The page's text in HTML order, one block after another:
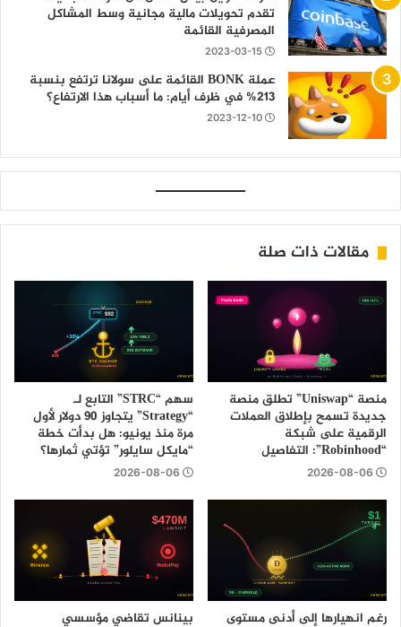
تقدم تحويلات مالية مجانية وسط المشاكل
المصرفية القائمة
2023-03-15
عملة BONK القائمة على سولانا ترتفع بنسبة
213% في ظرف أيام: ما أسباب هذا الارتفاع؟
2023-12-10
مقالات ذات صلة
منصة “Uniswap” تطلق منصة
جديدة تسمح بإطلاق العملات
الرقمية على شبكة
“Robinhood”: التفاصيل
2026-08-06
سهم “STRC” التابع لـ
“Strategy” يتجاوز 90 دولار لأول
مرة منذ يونيو: هل بدأت خطة
“مايكل سايلور” تؤتي ثمارها؟
2026-08-06
رغم انهيارها إلى أدنى مستوى
بينانس تقاضي مؤسسي